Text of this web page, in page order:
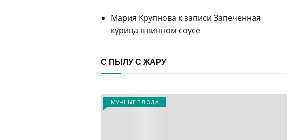
Мария Крупнова к записи Запеченная
курица в винном соусе
С ПЫЛУ С ЖАРУ
МУЧНЫЕ БЛЮДА